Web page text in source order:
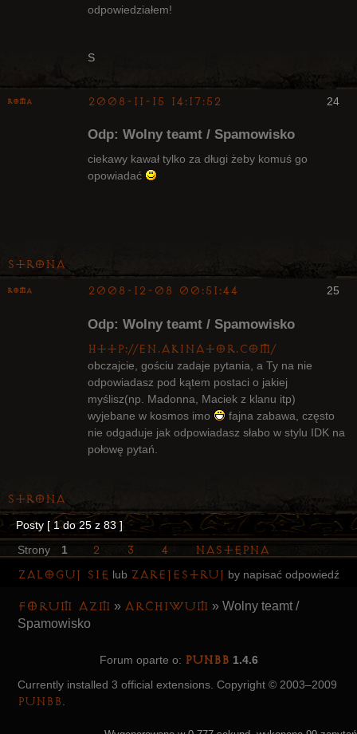
odpowiedziałem!
S
24
Roma 2008-11-15 14:17:52
Odp: Wolny teamt / Spamowisko
ciekawy kawał tylko za długi żeby komuś go
opowiadać
Strona
25
Roma 2008-12-08 00:51:44
Odp: Wolny teamt / Spamowisko
http://en.akinator.com/
obczajcie, gościu zadaje pytania, a Ty na nie
odpowiadasz pod kątem postaci o jakiej
myślisz(np. Madonna, Maciek z klanu itp)
wyjebane w kosmos imo
fajna zabawa, często
nie odgaduje jak odpowiadasz słabo w stylu IDK na
połowę pytań.
Strona
Posty [ 1 do 25 z 83 ]
Strony
1 2 3 4
Następna
Zaloguj się lub zarejestruj by napisać odpowiedź
Forum AZM » Archiwum »Wolny teamt /
Spamowisko
Forum oparte o: PunBB 1.4.6
Currently installed 3 official extensions. Copyright © 2003–2009
PunBB.